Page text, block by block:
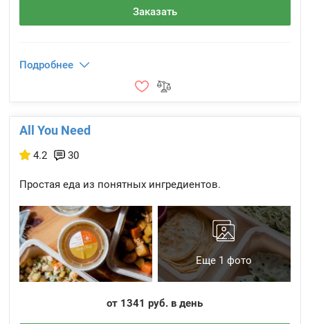
Заказать
Подробнее
All You Need
4.2 30
Простая еда из понятных ингредиентов.
Еще 1 фото
от 1341 руб. в день